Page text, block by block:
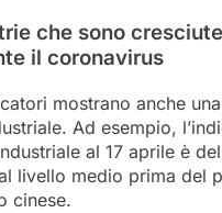
che sono
il coronavirus
mostrano anche
Ad esempio,
al 17 aprile è
livello medio prima del
cinese.